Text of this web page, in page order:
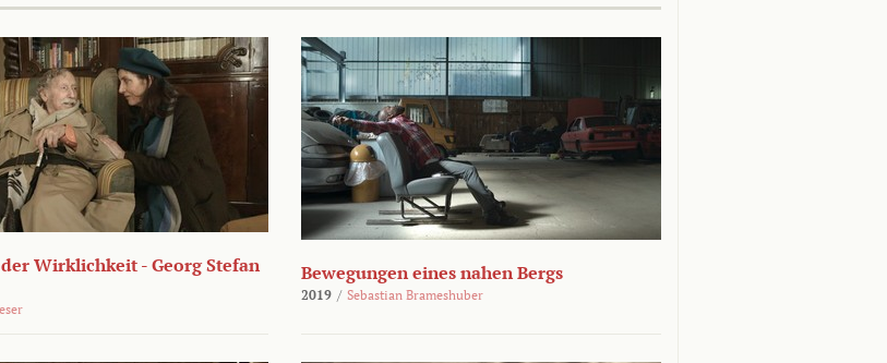
Wirklichkeit - Georg Stefan
Bewegungen eines nahen Bergs
2019 / Sebastian Brameshuber